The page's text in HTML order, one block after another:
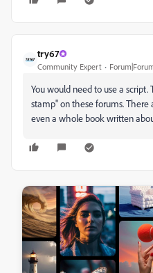
try67
Community Expert
You would need to use a
stamp" on these forums. There
even a whole book written